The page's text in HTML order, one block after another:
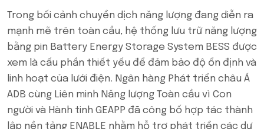
Trong bối cảnh chuyển dịch năng lượng đang diễn ra
mạnh mẽ trên toàn cầu, hệ thống lưu trữ năng lượng
bằng pin Battery Energy Storage System BESS được
xem là cấu phần thiết yếu để đảm bảo độ ổn định và
linh hoạt của lưới điện. Ngân hàng Phát triển châu Á
ADB cùng Liên minh Năng lượng Toàn cầu vì Con
người và Hành tinh GEAPP đã công bố hợp tác thành
lập nền tảng ENABLE nhằm hỗ trợ phát triển các dự